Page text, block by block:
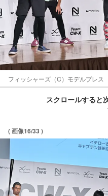
フィッシャーズ（C）モデルプレス
スクロールすると
( 画像16/33 )